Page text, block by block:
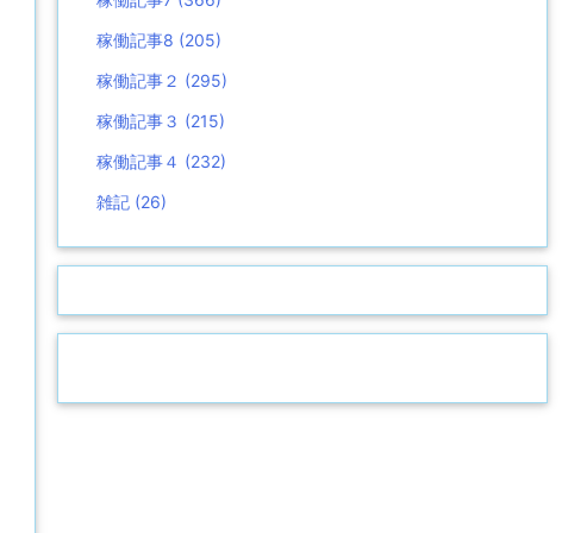
稼働記事8 (205)
稼働記事２ (295)
稼働記事３ (215)
稼働記事４ (232)
雑記 (26)